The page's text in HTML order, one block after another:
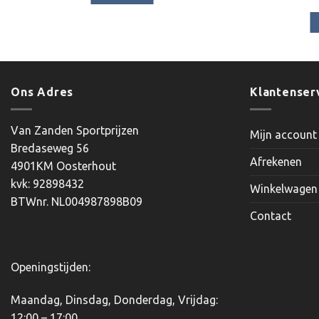
Ons Adres
Van Zanden Sportprijzen
Bredaseweg 56
4901KM Oosterhout
kvk: 92898432
BTWnr. NL004987898B09
Openingstijden:
Maandag, Dinsdag, Donderdag, Vrijdag:
Mijn account
Afrekenen
Winkelwagen
Contact